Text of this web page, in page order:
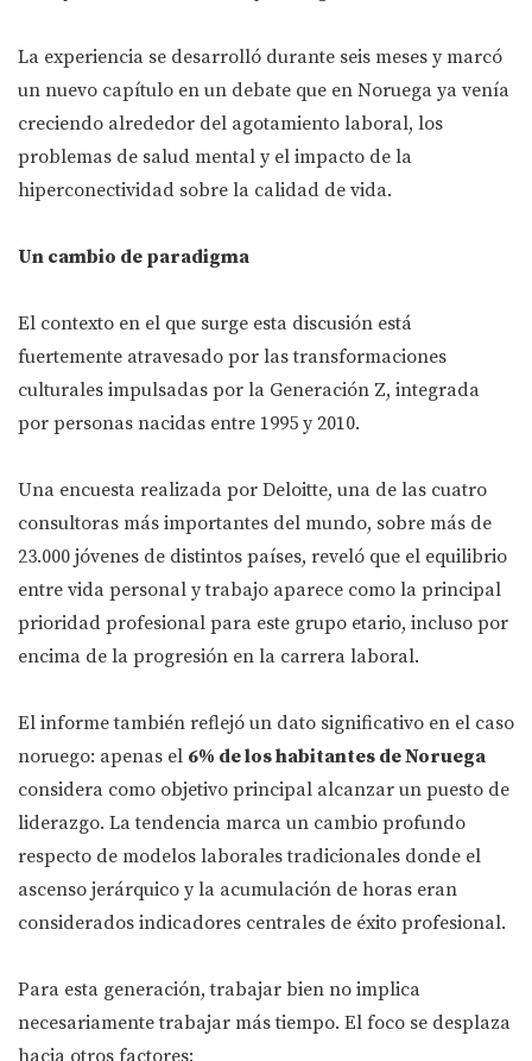
La experiencia se desarrolló durante seis meses y marcó
un nuevo capítulo en un debate que en Noruega ya venía
creciendo alrededor del agotamiento laboral, los
problemas de salud mental y el impacto de la
hiperconectividad sobre la calidad de vida.
Un cambio de paradigma
El contexto en el que surge esta discusión está
fuertemente atravesado por las transformaciones
culturales impulsadas por la Generación Z, integrada
por personas nacidas entre 1995 y 2010.
Una encuesta realizada por Deloitte, una de las cuatro
consultoras más importantes del mundo, sobre más de
23.000 jóvenes de distintos países, reveló que el equilibrio
entre vida personal y trabajo aparece como la principal
prioridad profesional para este grupo etario, incluso por
encima de la progresión en la carrera laboral.
El informe también reflejó un dato significativo en el caso
noruego: apenas el 6% de los habitantes de Noruega
considera como objetivo principal alcanzar un puesto de
liderazgo. La tendencia marca un cambio profundo
respecto de modelos laborales tradicionales donde el
ascenso jerárquico y la acumulación de horas eran
considerados indicadores centrales de éxito profesional.
Para esta generación, trabajar bien no implica
necesariamente trabajar más tiempo. El foco se desplaza